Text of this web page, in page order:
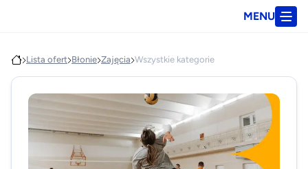
MENU
Lista ofert Błonie Zajęcia Wszystkie kategorie